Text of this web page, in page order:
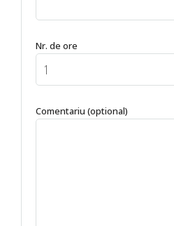
Nr. de ore
Comentariu (optional)